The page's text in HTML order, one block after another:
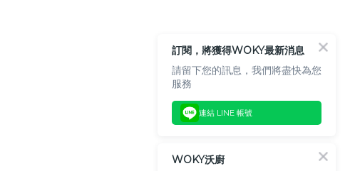
訂閱，將獲得WOKY最新消息
請留下您的訊息，我們將盡快為您
服務
連結 LINE 帳號
WOKY沃廚